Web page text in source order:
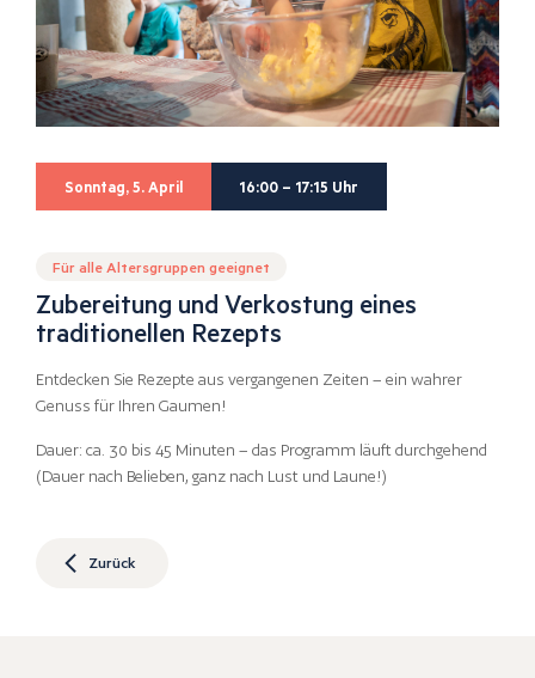
Sonntag, 5. April 16:00 – 17:15 Uhr
Für alle Altersgruppen geeignet
Zubereitung und Verkostung eines
traditionellen Rezepts
Entdecken Sie Rezepte aus vergangenen Zeiten – ein wahrer
Genuss für Ihren Gaumen!
Dauer: ca. 30 bis 45 Minuten – das Programm läuft durchgehend
(Dauer nach Belieben, ganz nach Lust und Laune!)
Zurück